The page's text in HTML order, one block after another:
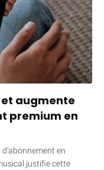
augmente
premium en
en
justifie cette